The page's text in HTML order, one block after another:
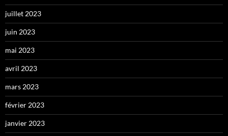
juillet 2023
juin 2023
mai 2023
avril 2023
mars 2023
février 2023
janvier 2023